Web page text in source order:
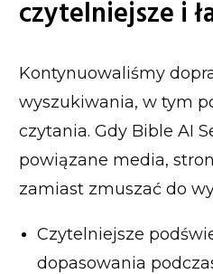
czytelniejsze i
Kontynuowaliśmy
wyszukiwania, w tym
czytania. Gdy Bible AI
powiązane media,
zamiast zmuszać do
Czytelniejsze
dopasowania